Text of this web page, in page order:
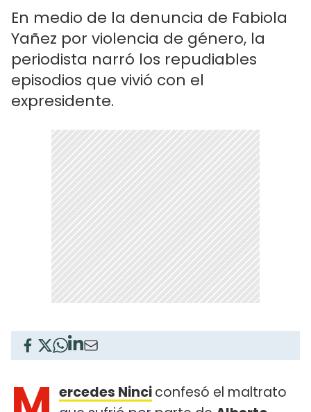
En medio de la denuncia de Fabiola
Yañez por violencia de género, la
periodista narró los repudiables
episodios que vivió con el
expresidente.
ercedes Ninciconfesó el maltrato